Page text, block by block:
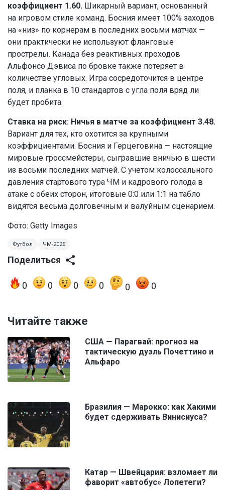
коэффициент 1.60. Шикарный вариант, основанный
на игровом стиле команд. Босния имеет 100% заходов
на «низ» по корнерам в последних восьми матчах —
они практически не используют фланговые
прострелы. Канада без реактивных проходов
Альфонсо Дэвиса по бровке также потеряет в
количестве угловых. Игра сосредоточится в центре
поля, и планка в 10 стандартов с угла поля вряд ли
будет пробита.
Ставка на риск: Ничья в матче за коэффициент 3.48.
Вариант для тех, кто охотится за крупными
коэффициентами. Босния и Герцеговина — настоящие
мировые гроссмейстеры, сыгравшие вничью в шести
из восьми последних матчей. С учетом колоссального
давления стартового тура ЧМ и кадрового голода в
атаке с обеих сторон, итоговые 0:0 или 1:1 на табло
видятся весьма долговечным и валуйным сценарием.
Фото: Getty Images
Футбол ЧМ-2026
Поделиться
0 0 0 0 0 0
Читайте также
США — Парагвай: прогноз на
тактическую дуэль Почеттино и
Альфаро
Бразилия — Марокко: как Хакими
будет сдерживать Винисиуса?
Катар — Швейцария: взломает ли
фаворит «автобус» Лопетеги?